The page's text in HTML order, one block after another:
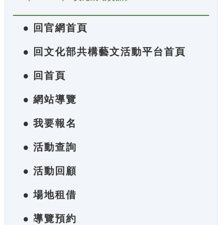
● 回官網首頁
● 回文化部共構藝文活動平台首頁
● 回首頁
● 網站導覽
● 我要報名
● 活動查詢
● 活動回顧
● 場地租借
● 導覽預約